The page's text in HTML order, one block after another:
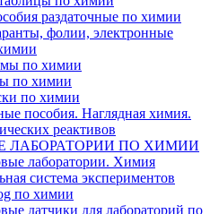
раздаточные по химии
фолии, электронные
по химии
по химии
по химии
пособия. Наглядная химия.
реактивов
ЛАБОРАТОРИИ ПО ХИМИИ
лаборатории. Химия
система экспериментов
по химии
датчики для лабораторий по